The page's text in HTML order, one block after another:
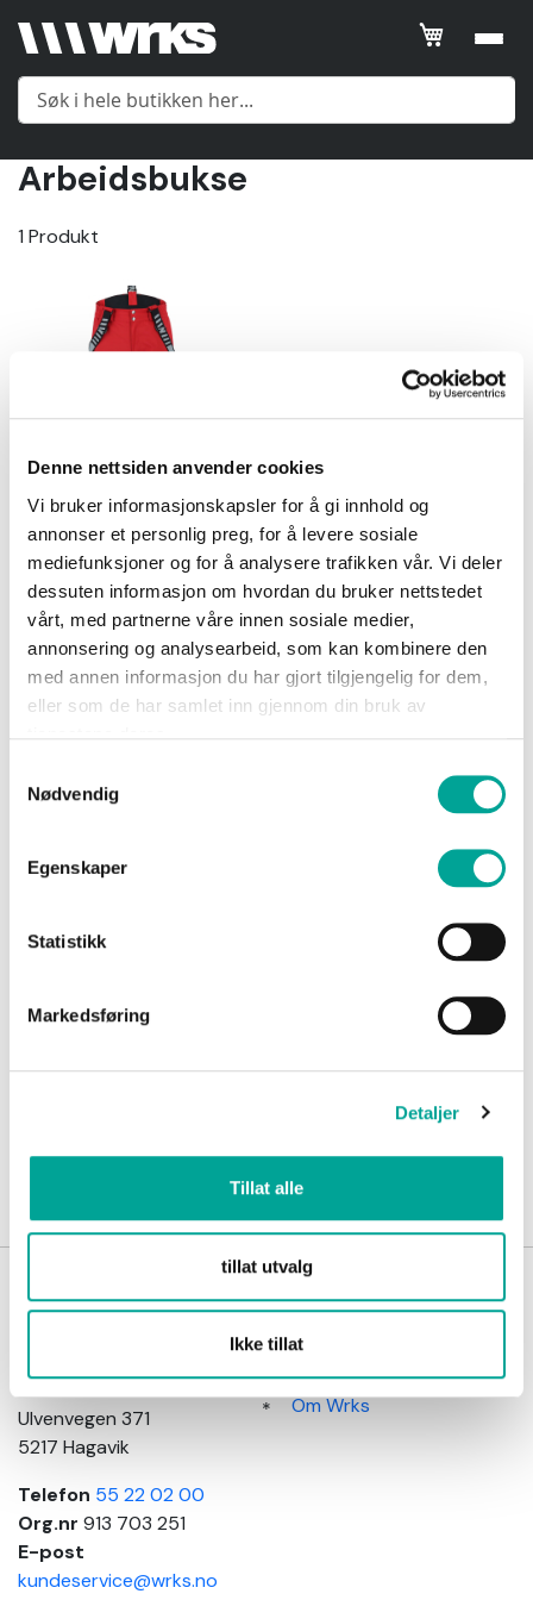
Denne nettsiden anvender cookies
Vi bruker informasjonskapsler for å gi innhold og
annonser et personlig preg, for å levere sosiale
mediefunksjoner og for å analysere trafikken vår. Vi deler
dessuten informasjon om hvordan du bruker nettstedet
vårt, med partnerne våre innen sosiale medier,
annonsering og analysearbeid, som kan kombinere den
med annen informasjon du har gjort tilgjengelig for dem,
eller som de har samlet inn gjennom din bruk av
Nødvendig
Egenskaper
Statistikk
Markedsføring
Detaljer
Tillat alle
tillat utvalg
Ikke tillat
Mellomlag
Undertøy
Sko
Om
Wrks
inn
konto
Arbeidsbukse
1 Produkt
Husky skallbukse unisex
kr 2 599,00
arbeidsbukser og arbeidsklær som er
skreddersydd for tøffe arbeidsforhold. Våre
produkter kombinerer funksjonalitet og
byggeplassen som til fritidsbruk. Enten du
trenger arbeidsbukser med ekstra lommer,
forsterkede knær eller vannavvisende stoff –
arbeid
Wrks
arbeidsklær
Ulvenvegen 371
5217 Hagavik
Telefon 55 22 02 00
Org.nr 913 703 251
E-post
kundeservice@wrks.no
Kundeinformasjon
Om Wrks
Filtrer
Posisjon
Product
Vis
produkter